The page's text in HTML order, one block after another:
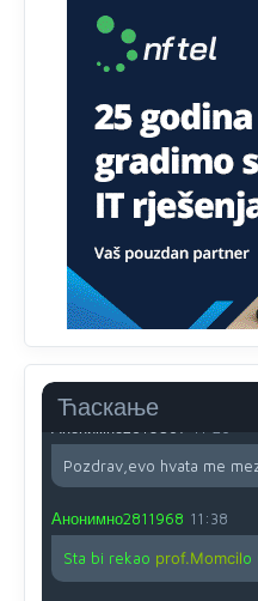
Ћаскање
pusti ih
Radovana i Ratka kaki su
besjedi znam ja dobro
Proguglajte
Анонимно2810587 11:21
O kako su cudni lvi
svima fajem,radujem se
na iso ce mjesto leci!
Анонимно2810587
11:24
Pozdrav,evo hvata me
Анонимно2811968 11:38
Sta bi rekao prof.Momcilo